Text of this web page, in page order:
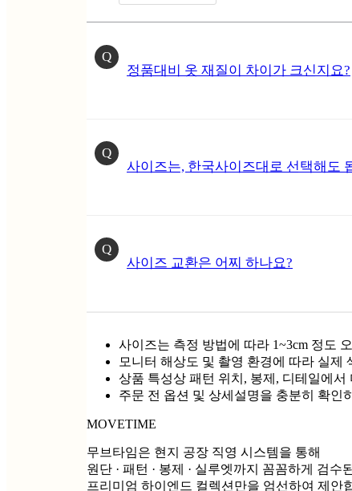
Q
정품대비 옷 재질이 차이가 크신지요?
Q
사이즈는, 한국사이즈대로 선택해도
Q
사이즈 교환은 어찌 하나요?
사이즈는 측정 방법에 따라 1~3cm 정도
모니터 해상도 및 촬영 환경에 따라 실제
상품 특성상 패턴 위치, 봉제, 디테일에
주문 전 옵션 및 상세설명을 충분히 확인
MOVETIME
무브타임은 현지 공장 직영 시스템을 통해
원단 · 패턴 · 봉제 · 실루엣까지 꼼꼼하게 검수된
프리미엄 하이엔드 컬렉션만을 엄선하여 제안